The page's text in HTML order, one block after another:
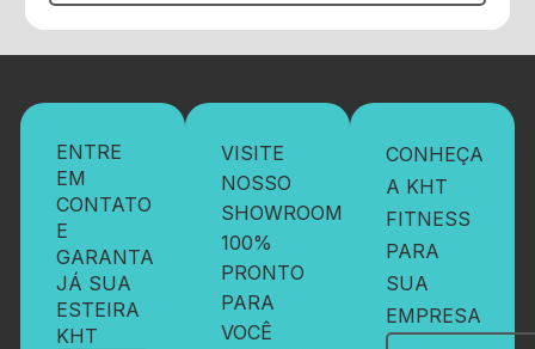
ENTRE
EM
CONTATO
E
GARANTA
JÁ SUA
ESTEIRA
KHT
VISITE
NOSSO
SHOWROOM
100%
PRONTO
PARA
VOCÊ
CONHEÇA
A KHT
FITNESS
PARA
SUA
EMPRESA